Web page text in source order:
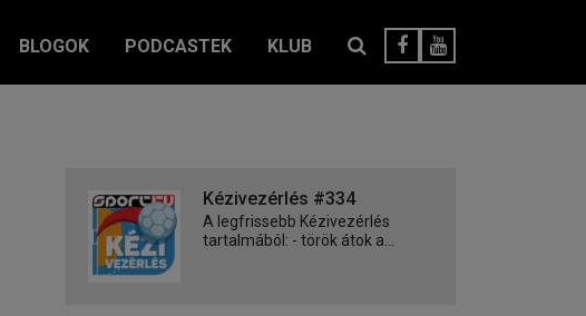
BLOGOK PODCASTEK KLUB
Kézivezérlés #334
A legfrissebb Kézivezérlés
tartalmából: - török átok a...